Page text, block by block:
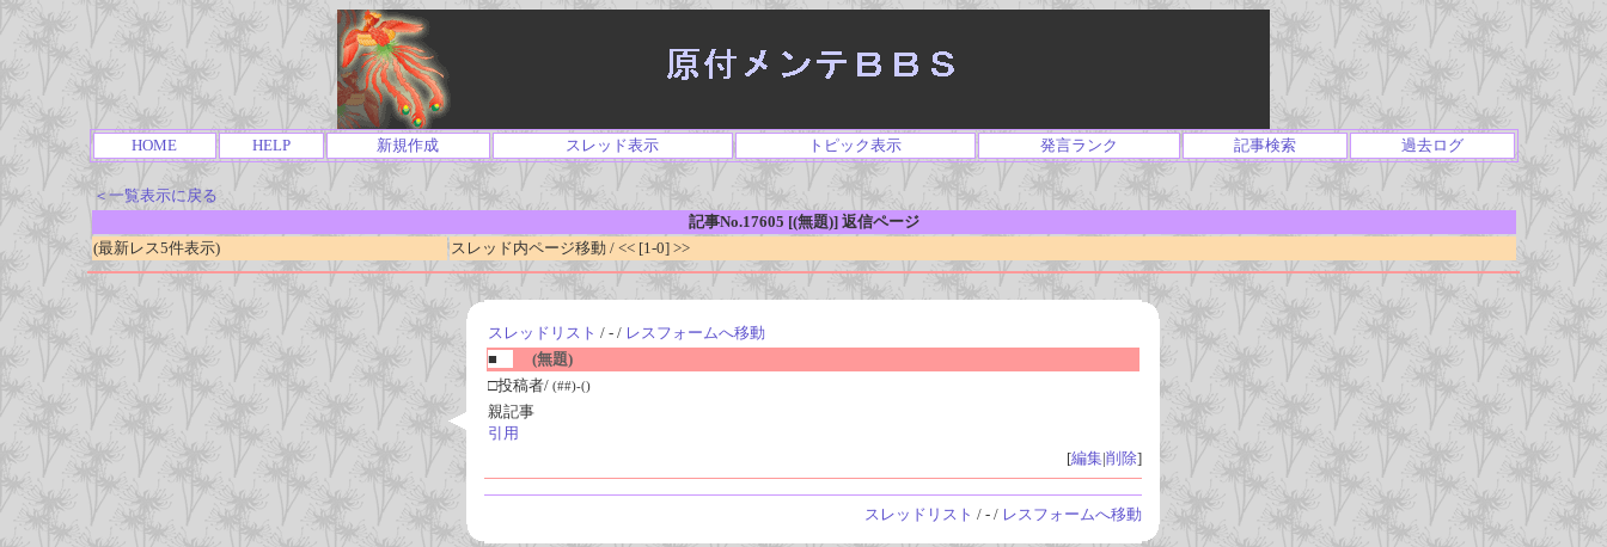
HOME HELP 新規作成 スレッド表示 トピック表示 発言ランク 記事検索 過去ログ
＜一覧表示に戻る
記事No.17605 [(無題)] 返信ページ
(最新レス5件表示)
スレッド内ページ移動 / << [1-0] >>
スレッドリスト / - / レスフォームへ移動
■
(無題)
□投稿者/ (##)-()
親記事
引用
[編集|削除]
スレッドリスト / - / レスフォームへ移動